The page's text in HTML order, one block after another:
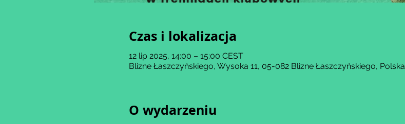
Czas i lokalizacja
12 lip 2025, 14:00 – 15:00 CEST
Blizne Łaszczyńskiego, Wysoka 11, 05-082 Blizne Łaszczyńskiego, Polska
O wydarzeniu